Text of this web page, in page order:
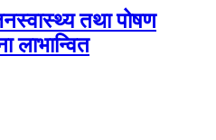
तथा पोषण
लाभान्वित